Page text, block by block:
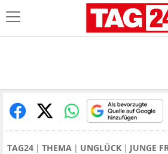
TAG24 THEMA UNGLÜCK JUNGE